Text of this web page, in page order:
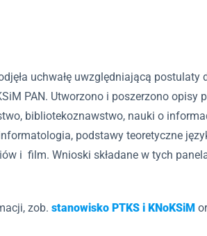
uchwałę uwzględniającą
PAN. Utworzono i poszerzono
bibliotekoznawstwo, nauki o
podstawy teoretyczne
i film. Wnioski składane w tych
zob. stanowisko PTKS i KNoKSiM